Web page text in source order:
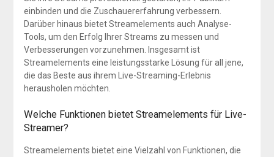
einbinden und die Zuschauererfahrung verbessern.
Darüber hinaus bietet Streamelements auch Analyse-
Tools, um den Erfolg Ihrer Streams zu messen und
Verbesserungen vorzunehmen. Insgesamt ist
Streamelements eine leistungsstarke Lösung für all jene,
die das Beste aus ihrem Live-Streaming-Erlebnis
herausholen möchten.
Welche Funktionen bietet Streamelements für Live-
Streamer?
Streamelements bietet eine Vielzahl von Funktionen, die